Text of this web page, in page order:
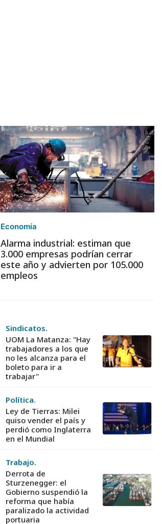
Economía
Alarma industrial: estiman que
3.000 empresas podrían cerrar
este año y advierten por 105.000
empleos
Sindicatos.
UOM La Matanza: "Hay
trabajadores a los que
no les alcanza para el
boleto para ir a
trabajar"
Política.
Ley de Tierras: Milei
quiso vender el país y
perdió como Inglaterra
en el Mundial
Trabajo.
Derrota de
Sturzenegger: el
Gobierno suspendió la
reforma que había
paralizado la actividad
portuaria